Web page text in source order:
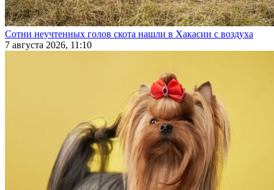
Сотни неучтенных голов скота нашли в Хакасии с воздуха
7 августа 2026, 11:10